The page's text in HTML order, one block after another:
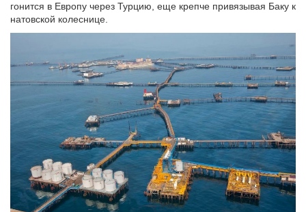
гонится в Европу через Турцию, еще крепче привязывая Баку к
натовской колеснице.